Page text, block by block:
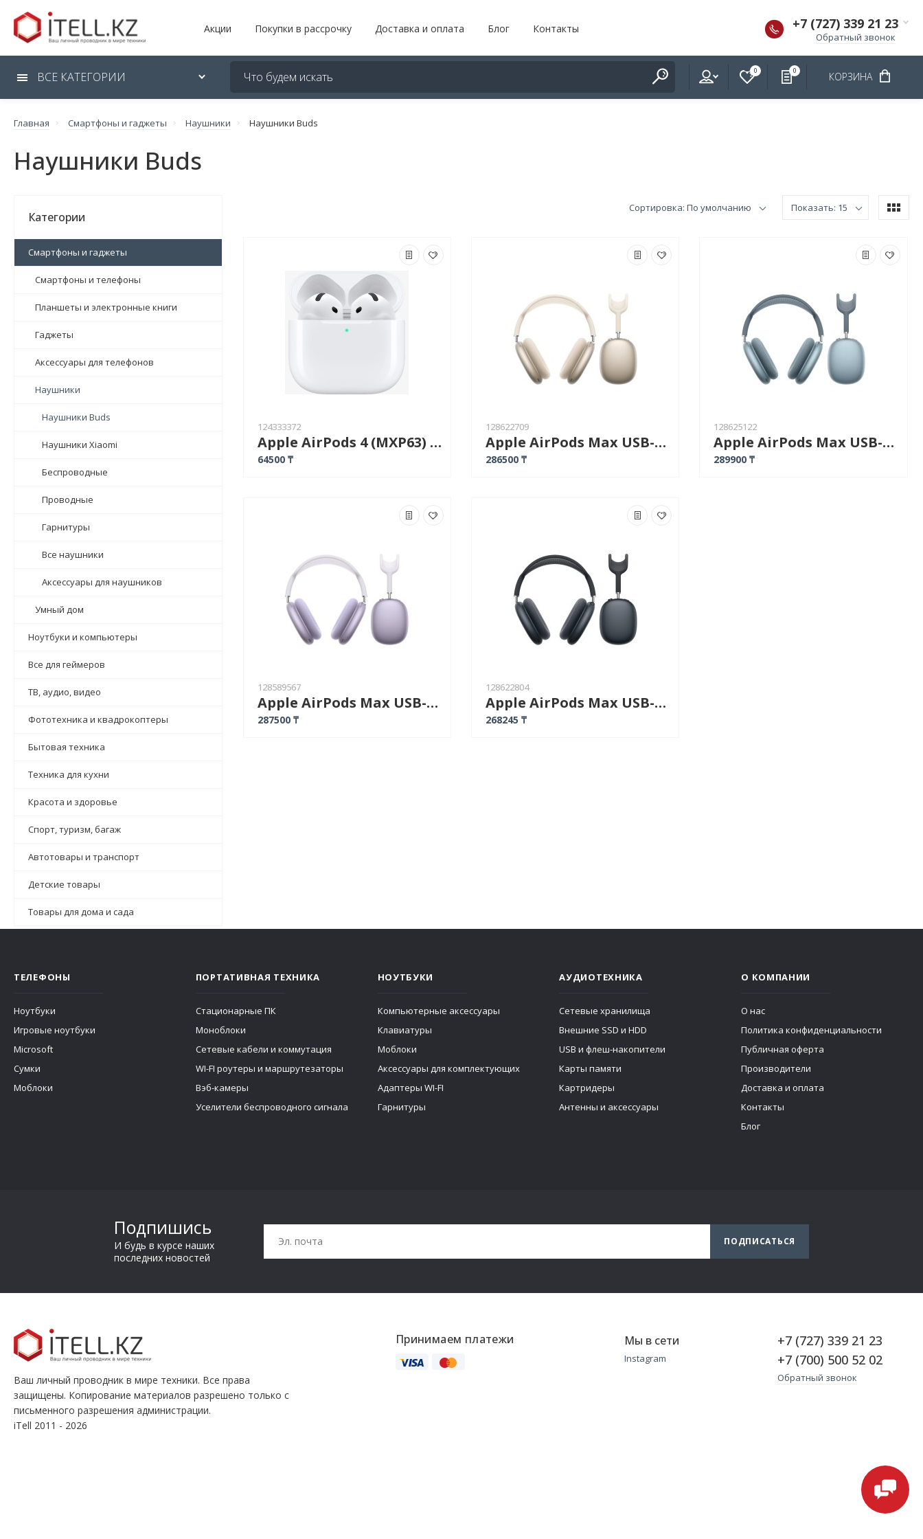
Акции Покупки в рассрочку Доставка и оплата Блог Контакты +7 (727) 339 21 23
Обратный звонок
ВСЕ КАТЕГОРИИ 0 0 КОРЗИНА
Главная Смартфоны и гаджеты Наушники Наушники Buds
Наушники Buds
Категории
Смартфоны и гаджеты
Смартфоны и телефоны
Планшеты и электронные книги
Гаджеты
Аксессуары для телефонов
Наушники
Наушники Buds
Наушники Xiaomi
Беспроводные
Проводные
Гарнитуры
Все наушники
Аксессуары для наушников
Умный дом
Ноутбуки и компьютеры
Все для геймеров
ТВ, аудио, видео
Фототехника и квадрокоптеры
Бытовая техника
Техника для кухни
Красота и здоровье
Спорт, туризм, багаж
Автотовары и транспорт
Детские товары
Товары для дома и сада
Сортировка: По умолчанию Показать: 15
124333372
Apple AirPods 4 (MXP63) белый
64500 ₸
128622709
Apple AirPods Max USB-C золотистый
286500 ₸
128625122
Apple AirPods Max USB-C синий
289900 ₸
128589567
Apple AirPods Max USB-C фиолетовый
287500 ₸
128622804
Apple AirPods Max USB-C черный
268245 ₸
ТЕЛЕФОНЫ
Ноутбуки
Игровые ноутбуки
Microsoft
Сумки
Моблоки
ПОРТАТИВНАЯ ТЕХНИКА
Стационарные ПК
Моноблоки
Сетевые кабели и коммутация
WI-FI роутеры и маршрутезаторы
Вэб-камеры
Уселители беспроводного сигнала
НОУТБУКИ
Компьютерные аксессуары
Клавиатуры
Моблоки
Аксессуары для комплектующих
Адаптеры WI-FI
Гарнитуры
АУДИОТЕХНИКА
Сетевые хранилища
Внешние SSD и HDD
USB и флеш-накопители
Карты памяти
Картридеры
Антенны и аксессуары
О КОМПАНИИ
О нас
Политика конфиденциальности
Публичная оферта
Производители
Доставка и оплата
Контакты
Блог
Подпишись
И будь в курсе наших
последних новостей
ПОДПИСАТЬСЯ
Ваш личный проводник в мире техники. Все права
защищены. Копирование материалов разрешено только с
письменного разрешения администрации.
iTell 2011 - 2026
+7 (727) 339 21 23
+7 (700) 500 52 02
Обратный звонок
Мы в сети
Instagram
Принимаем платежи